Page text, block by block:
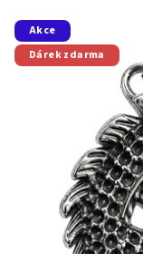
V
ý
p
Akce
Dárek zdarma